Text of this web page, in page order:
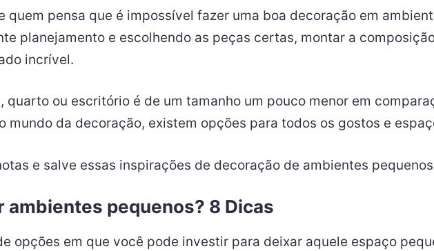
quem pensa que é impossível fazer uma boa decoração em
planejamento e escolhendo as peças certas, montar a
incrível.
quarto ou escritório é de um tamanho um pouco menor em
mundo da decoração, existem opções para todos os gostos e
e salve essas inspirações de decoração de ambientes
ambientes pequenos? 8 Dicas
opções em que você pode investir para deixar aquele espaço